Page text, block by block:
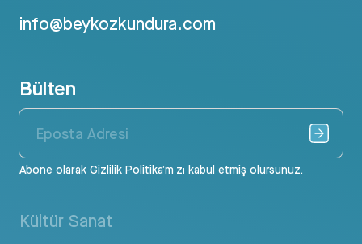
info@beykozkundura.com
Bülten
Abone olarak Gizlilik Politika’mızı kabul etmiş olursunuz.
Kültür Sanat